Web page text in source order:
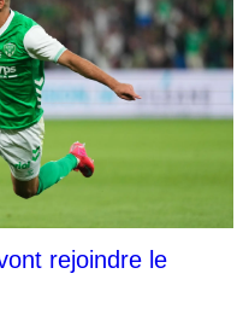
rejoindre le